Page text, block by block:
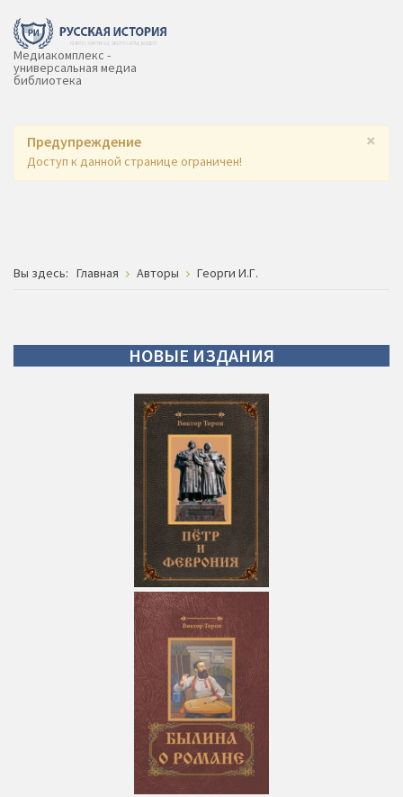
Медиакомплекс -
универсальная медиа
библиотека
×
Предупреждение
Доступ к данной странице ограничен!
Вы здесь: Главная Авторы Георги И.Г.
НОВЫЕ ИЗДАНИЯ